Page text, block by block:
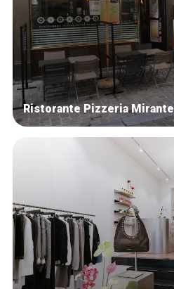
Ristorante Pizzeria Mirante